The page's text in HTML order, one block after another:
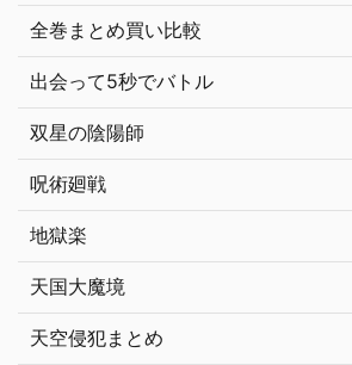
全巻まとめ買い比較
出会って5秒でバトル
双星の陰陽師
呪術廻戦
地獄楽
天国大魔境
天空侵犯まとめ